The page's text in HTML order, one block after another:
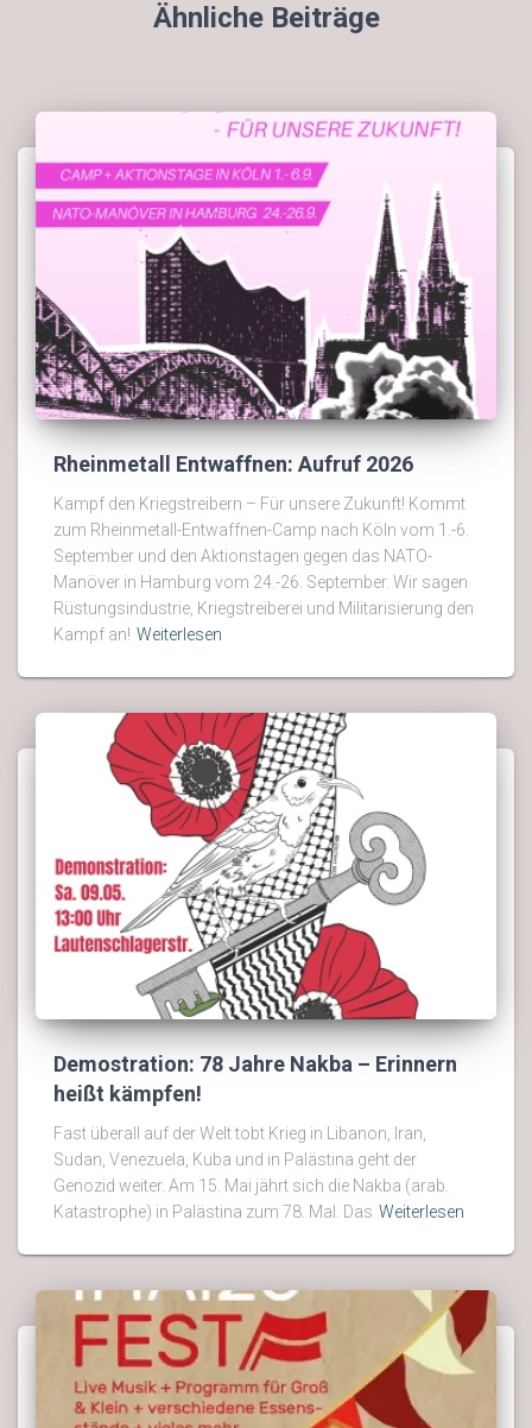
Ähnliche Beiträge
Rheinmetall Entwaffnen: Aufruf 2026
Kampf den Kriegstreibern – Für unsere Zukunft! Kommt
zum Rheinmetall-Entwaffnen-Camp nach Köln vom 1.-6.
September und den Aktionstagen gegen das NATO-
Manöver in Hamburg vom 24.-26. September. Wir sagen
Rüstungsindustrie, Kriegstreiberei und Militarisierung den
Kampf an! Weiterlesen
Demostration: 78 Jahre Nakba – Erinnern
heißt kämpfen!
Fast überall auf der Welt tobt Krieg in Libanon, Iran,
Sudan, Venezuela, Kuba und in Palästina geht der
Genozid weiter. Am 15. Mai jährt sich die Nakba (arab.
Katastrophe) in Palästina zum 78. Mal. Das Weiterlesen